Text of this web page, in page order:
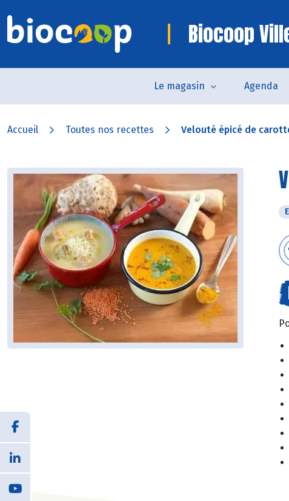
Biocoop
Le magasin Agenda
Accueil Toutes nos recettes Velouté épicé de